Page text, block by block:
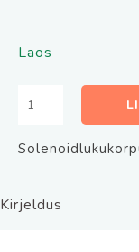
Laos
Solenoidlukk
502
VDC
Kirjeldus